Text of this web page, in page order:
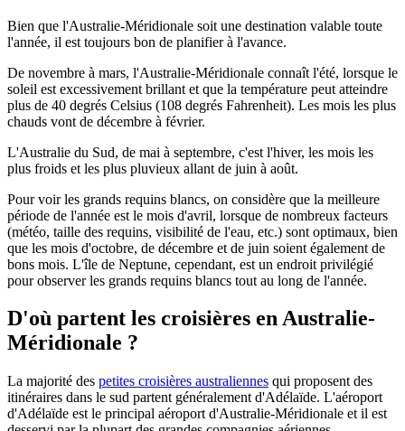
Bien que l'Australie-Méridionale soit une destination valable toute
l'année, il est toujours bon de planifier à l'avance.
De novembre à mars, l'Australie-Méridionale connaît l'été, lorsque le
soleil est excessivement brillant et que la température peut atteindre
plus de 40 degrés Celsius (108 degrés Fahrenheit). Les mois les plus
chauds vont de décembre à février.
L'Australie du Sud, de mai à septembre, c'est l'hiver, les mois les
plus froids et les plus pluvieux allant de juin à août.
Pour voir les grands requins blancs, on considère que la meilleure
période de l'année est le mois d'avril, lorsque de nombreux facteurs
(météo, taille des requins, visibilité de l'eau, etc.) sont optimaux, bien
que les mois d'octobre, de décembre et de juin soient également de
bons mois. L'île de Neptune, cependant, est un endroit privilégié
pour observer les grands requins blancs tout au long de l'année.
D'où partent les croisières en Australie-
Méridionale ?
La majorité des petites croisières australiennes qui proposent des
itinéraires dans le sud partent généralement d'Adélaïde. L'aéroport
d'Adélaïde est le principal aéroport d'Australie-Méridionale et il est